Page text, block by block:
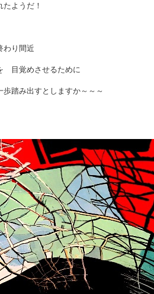
ようだ！
り間近
目覚めさせるために
踏み出すとしますか～～～